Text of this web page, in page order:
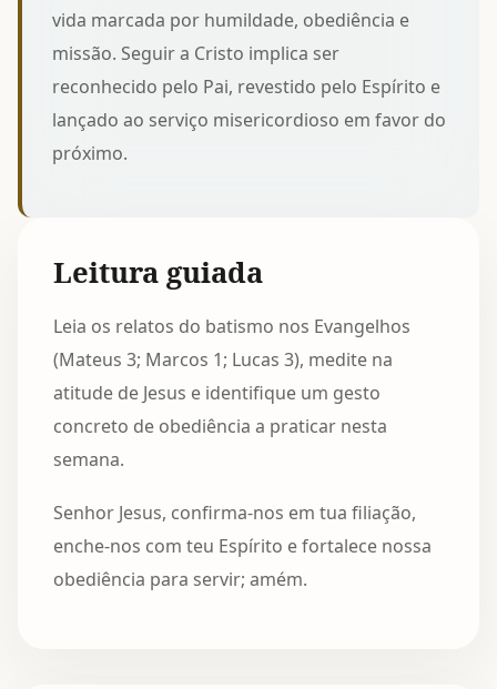
vida marcada por humildade, obediência e
missão. Seguir a Cristo implica ser
reconhecido pelo Pai, revestido pelo Espírito e
lançado ao serviço misericordioso em favor do
próximo.
Leitura guiada
Leia os relatos do batismo nos Evangelhos
(Mateus 3; Marcos 1; Lucas 3), medite na
atitude de Jesus e identifique um gesto
concreto de obediência a praticar nesta
semana.
Senhor Jesus, confirma-nos em tua filiação,
enche-nos com teu Espírito e fortalece nossa
obediência para servir; amém.